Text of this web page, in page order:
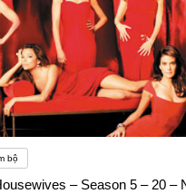
bộ
– Season 5 – 20 –